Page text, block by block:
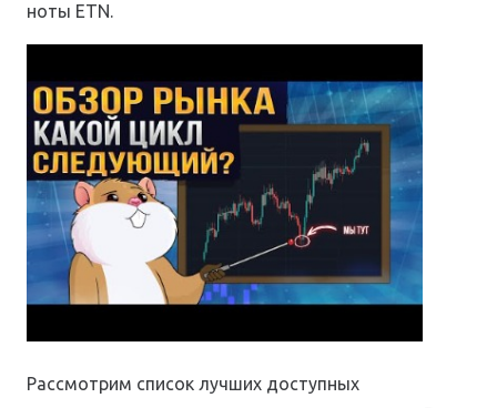
ноты ETN.
Рассмотрим список лучших доступных